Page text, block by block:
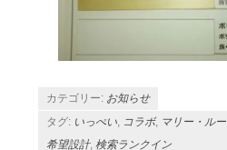
カテゴリー: お知らせ
タグ: いっぺい コラボ, マリー・ルー
希望設計,検索ランクイン